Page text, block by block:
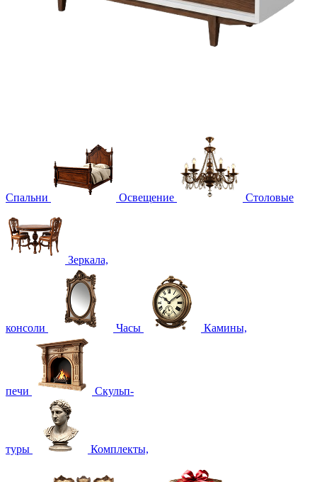
Спальни Освещение Столовые
Зеркала,
консоли Часы Камины,
печи Скульп-
туры Комплекты,